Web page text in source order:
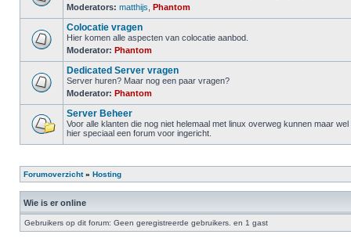
Moderators: matthijs Phantom
Colocatie vragen
Hier komen alle aspecten van colocatie aanbod.
Moderator: Phantom
Dedicated Server vragen
Server huren? Maar nog een paar vragen?
Moderator: Phantom
Server Beheer
Voor alle klanten die nog niet helemaal met linux overweg kunnen maar
hier speciaal een forum voor ingericht.
Forumoverzicht» Hosting
Wie is er online
Gebruikers op dit forum: Geen geregistreerde gebruikers. en 1 gast